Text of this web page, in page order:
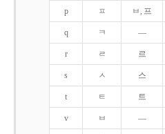
p ㅍ ㅂ, 프
q ㅋ ―
r ㄹ 르
s ㅅ 스
t ㅌ 트
v ㅂ ―